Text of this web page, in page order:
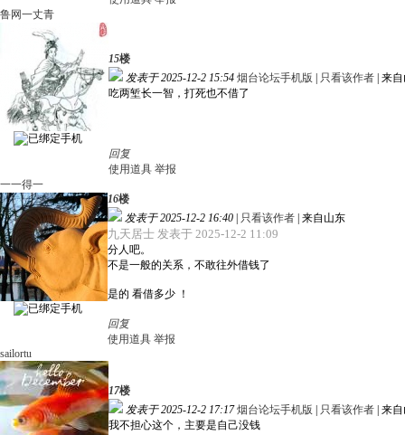
鲁网一丈青
15楼
发表于 2025-12-2 15:54 烟台论坛手机版 只看该作者 来
吃两堑长一智，打死也不借了
回复
使用道具 举报
一一得一
16楼
发表于 2025-12-2 16:40
只看该作者 来自山东
九天居士 发表于 2025-12-2 11:09
分人吧。
不是一般的关系，不敢往外借钱了
是的 看借多少 ！
回复
使用道具 举报
sailortu
17楼
发表于 2025-12-2 17:17 烟台论坛手机版 只看该作者 来
我不担心这个，主要是自己没钱